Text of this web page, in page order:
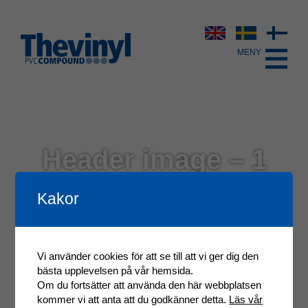
Header image – 1
Kakor
Vi använder cookies för att se till att vi ger dig den
bästa upplevelsen på vår hemsida.
Om du fortsätter att använda den här webbplatsen
kommer vi att anta att du godkänner detta. Läs vår